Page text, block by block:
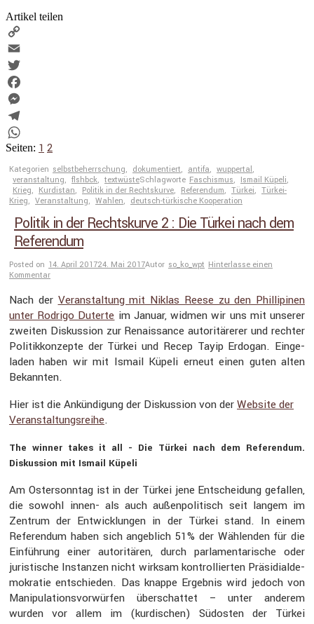
Artikel teilen
Copy
Link
Email
Twitter
Facebook
Messenger
Telegram
WhatsApp
Seiten: 12
Kategorien selbstbeherrschung, dokumentiert, antifa, wuppertal,
veranstaltung, flshbck, textwüsteSchlagworte Faschismus, Ismail Küpeli,
Krieg, Kurdistan, Politik in der Rechtskurve, Referendum, Türkei, Türkei-
Krieg, Veranstaltung, Wahlen, deutsch-türkische Kooperation
Politik in der Rechtskurve 2 : Die Türkei nach dem
Referendum
Posted on 14. April 201724. Mai 2017Autor so_ko_wpt Hinterlasse einen
Kommentar
Nach der Veran­stal­tung mit Niklas Reese zu den Philli­pinen
unter Rodrigo Duterte im Januar, widmen wir uns mit unserer
zweiten Diskus­sion zur Renais­sance autori­tä­rerer und rechter
Politik­kon­zepte der Türkei und Recep Tayip Erdogan. Einge­
laden haben wir mit Ismail Küpeli erneut einen guten alten
Bekannten.
Hier ist die Ankün­di­gung der Diskus­sion von derWebsite der
Veran­stal­tungs­reihe.
The winner takes it all - Die Türkei nach dem Referendum.
Diskus­sion mit Ismail Küpeli
Am Oster­sonntag ist in der Türkei jene Entschei­dung gefallen,
die sowohl innen- als auch außen­po­li­tisch seit langem im
Zentrum der Entwick­lungen in der Türkei stand. In einem
Referendum haben sich angeb­lich 51% der Wählenden für die
Einfüh­rung einer autori­tären, durch parla­men­ta­ri­sche oder
juris­ti­sche Instanzen nicht wirksam kontrol­lierten Präsi­di­al­de­
mo­kratie entschieden. Das knappe Ergebnis wird jedoch von
Manipu­la­ti­ons­vor­würfen überschattet – unter anderem
wurden vor allem im (kurdi­schen) Südosten der Türkei